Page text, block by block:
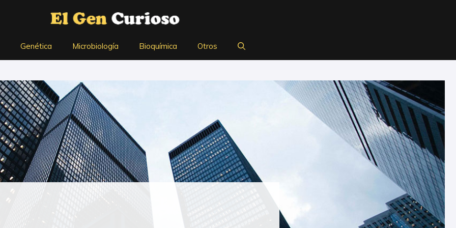
Genética Microbiología Bioquímica Otros